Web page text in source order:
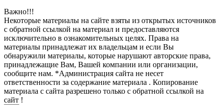
Важно!!!
Некоторые материалы на сайте взяты из открытых источников
с обратной ссылкой на материал и предоставляются
исключительно в ознакомительных целях. Права на
материалы принадлежат их владельцам и если Вы
обнаружили материалы, которые нарушают авторские права,
принадлежащие Вам, Вашей компании или организации,
сообщите нам. *Администрация сайта не несет
ответственности за содержание материала . Копирование
материала с сайта разрешено только с обратной ссылкой на
сайт !